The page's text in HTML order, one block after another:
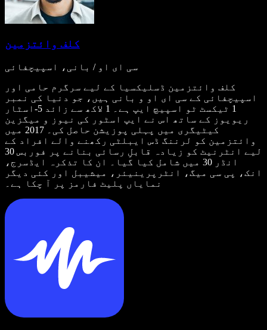
کلف وائتزمین
سی ای او / بانی، اسپیچفائی
کلف وائتزمین ڈسلیکسیا کے لیے سرگرم حامی اور
اسپیچفائی کے سی ای او و بانی ہیں، جو دنیا کی نمبر
1 ٹیکسٹ ٹو اسپیچ ایپ ہے۔ 1 لاکھ سے زائد 5-اسٹار
ریویوز کے ساتھ اس نے ایپ اسٹور کی نیوز و میگزین
کیٹیگری میں پہلی پوزیشن حاصل کی۔ 2017 میں
وائتزمین کو لرننگ ڈس ایبلٹی رکھنے والے افراد کے
لیے انٹرنیٹ کو زیادہ قابلِ رسائی بنانے پر فوربس 30
انڈر 30 میں شامل کیا گیا۔ ان کا تذکرہ ایڈسرج،
انک، پی سی میگ، انٹرپرینیئر، میشیبل اور کئی دیگر
نمایاں پلیٹ فارمز پر آ چکا ہے۔